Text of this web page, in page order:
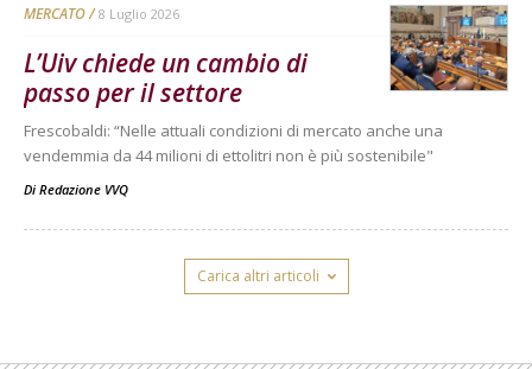
MERCATO 8 Luglio 2026
L’Uiv chiede un cambio di
passo per il settore
Frescobaldi: “Nelle attuali condizioni di mercato anche una
vendemmia da 44 milioni di ettolitri non è più sostenibile"
Di Redazione VVQ
Carica altri articoli